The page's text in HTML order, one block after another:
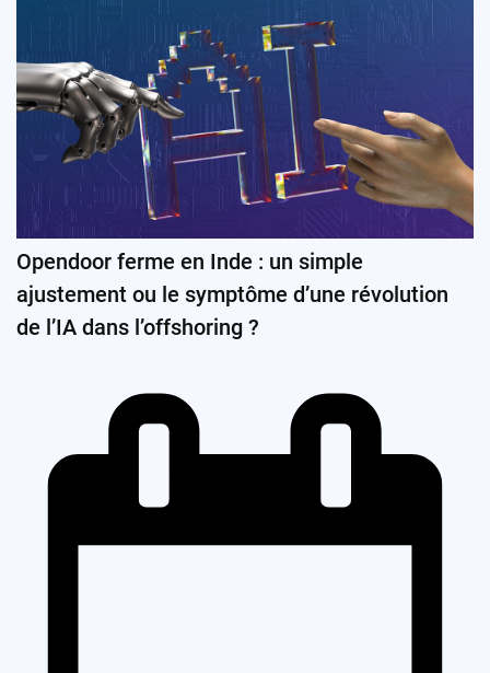
Opendoor ferme en Inde : un simple
ajustement ou le symptôme d’une révolution
de l’IA dans l’offshoring ?